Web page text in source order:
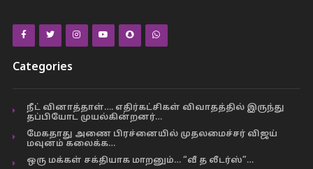
Categories
நீட் வினாத்தாள்…. எதிர்கட்சிகள் விவாதத்தில் இருந்து
தப்பியோட முயல்கின்றனர்…
மேகதாது அணை பிரச்னையில் முதலமைச்சர் விஜய்
மவுனம் கலைக்க…
ஒரு மக்கள் சக்தியாக மாறனும்… “வீ த லீடர்ஸ்”…